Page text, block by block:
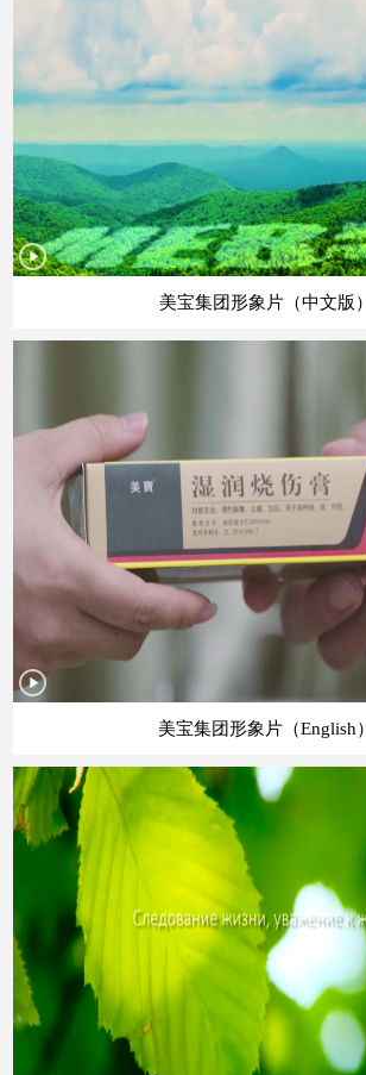
美宝集团形象片（中文版）
美宝集团形象片（English）